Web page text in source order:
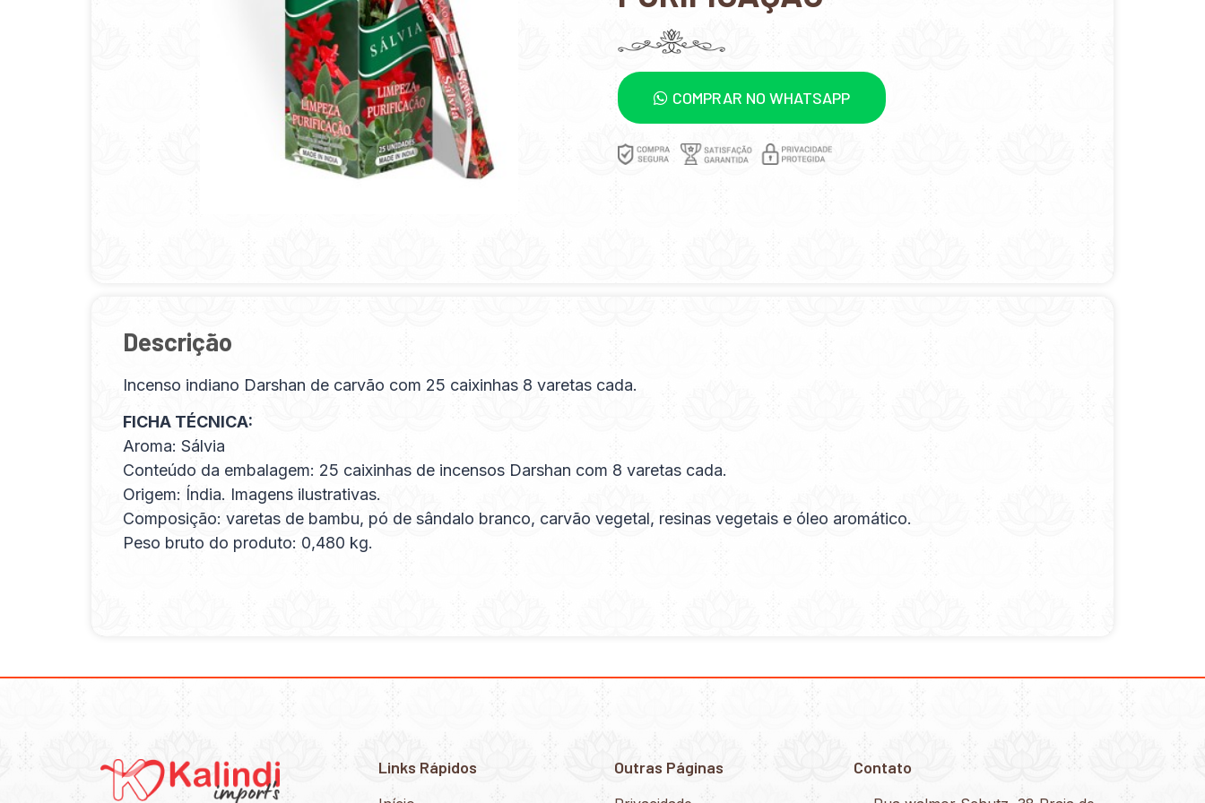
COMPRAR NO WHATSAPP
Descrição
Incenso indiano Darshan de carvão com 25 caixinhas 8 varetas cada.
FICHA TÉCNICA:
Aroma: Sálvia
Conteúdo da embalagem: 25 caixinhas de incensos Darshan com 8 varetas cada.
Origem: Índia. Imagens ilustrativas.
Composição: varetas de bambu, pó de sândalo branco, carvão vegetal, resinas vegetais e óleo aromático.
Peso bruto do produto: 0,480 kg.
Links Rápidos Outras Páginas Contato